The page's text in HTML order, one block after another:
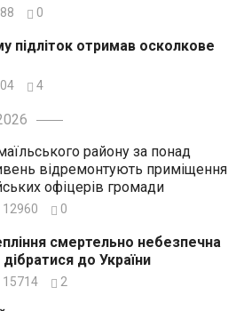
0
підліток отримав осколкове
4
району за понад
відремонтують приміщення
офіцерів громади
12960 0
смертельно небезпечна
до України
15714 2